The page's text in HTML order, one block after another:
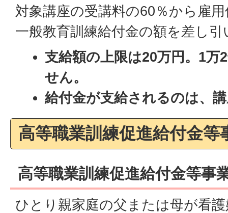
対象講座の受講料の60％から雇
一般教育訓練給付金の額を差し引
支給額の上限は20万円。1万
せん。
給付金が支給されるのは、
高等職業訓練促進給付金等
高等職業訓練促進給付金等事
ひとり親家庭の父または母が看